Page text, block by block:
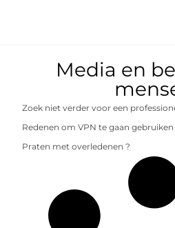
Media en
Zoek niet verder voor een
Redenen om VPN te gaan gebruiken
Praten met overledenen ?